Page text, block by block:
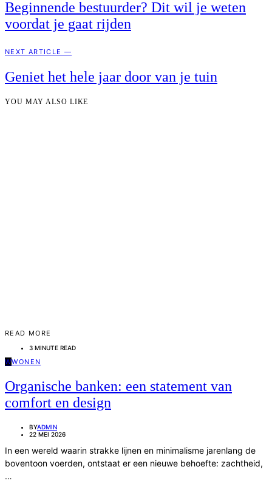
Beginnende bestuurder? Dit wil je weten
voordat je gaat rijden
NEXT ARTICLE —
Geniet het hele jaar door van je tuin
YOU MAY ALSO LIKE
READ MORE
3 MINUTE READ
WWONEN
Organische banken: een statement van
comfort en design
BYADMIN
22 MEI 2026
In een wereld waarin strakke lijnen en minimalisme jarenlang de
boventoon voerden, ontstaat er een nieuwe behoefte: zachtheid,
…